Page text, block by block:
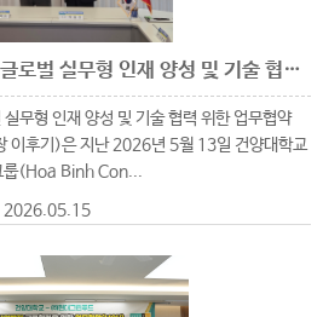
건양대·호아빈 건설그룹, 글로벌 실무형 인재 양성 및 기술 협력 위한 업무협약 체결
무형 인재 양성 및 기술 협력 위한 업무협약
이후기)은 지난 2026년 5월 13일 건양대학교
룹(Hoa Binh Con...
2026.05.15